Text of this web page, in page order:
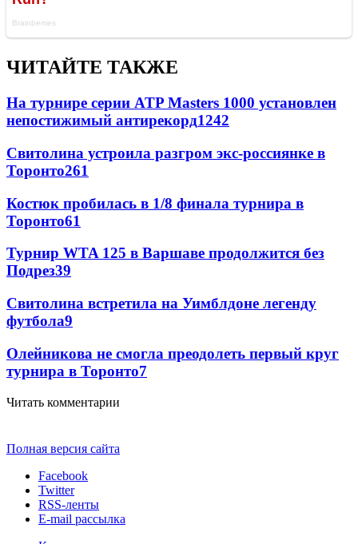
ЧИТАЙТЕ ТАКЖЕ
На турнире серии ATP Masters 1000 установлен
непостижимый антирекорд1242
Свитолина устроила разгром экс-россиянке в
Торонто261
Костюк пробилась в 1/8 финала турнира в
Торонто61
Турнир WTA 125 в Варшаве продолжится без
Подрез39
Свитолина встретила на Уимблдоне легенду
футбола9
Олейникова не смогла преодолеть первый круг
турнира в Торонто7
Читать комментарии
Полная версия сайта
Facebook
Twitter
RSS-ленты
E-mail рассылка